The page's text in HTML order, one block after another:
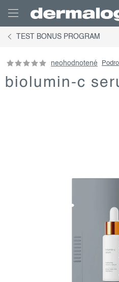
obsah
TEST BONUS PROGRAM
neohodnotené
biolumin-c